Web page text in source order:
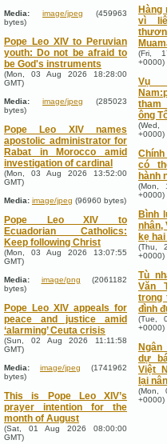
Media: image/jpeg (459963
bytes)
Pope Leo XIV to Peruvian
youth: Do not be afraid to
be God's instruments
(Mon, 03 Aug 2026 18:28:00
GMT)
Media: image/jpeg (285023
bytes)
Pope Leo XIV names
apostolic administrator for
Rabat in Morocco amid
investigation of cardinal
(Mon, 03 Aug 2026 13:52:00
GMT)
Media: image/jpeg (96960 bytes)
Pope Leo XIV to
Ecuadorian Catholics:
Keep following Christ
(Mon, 03 Aug 2026 13:07:55
GMT)
Media: image/png (2061182
bytes)
Pope Leo XIV appeals for
peace and justice amid
‘alarming’ Ceuta crisis
(Sun, 02 Aug 2026 11:11:58
GMT)
Media: image/jpeg (1741962
bytes)
This is Pope Leo XIV’s
prayer intention for the
month of August
(Sat, 01 Aug 2026 08:00:00
GMT)
Hàng
vì
(Fri,
+0000)
Vụ
tham
ông
(Wed,
+0000)
có
hành
(Mon,
+0000)
Bình
nhân,
kẹ
(Thu,
+0000)
Tù
Văn
trong
đình
(Tue,
+0000)
dự
Việt
lại
(Mon,
+0000)